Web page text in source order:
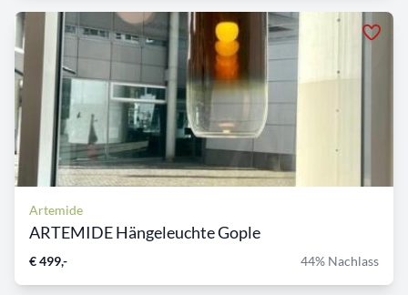
Artemide
ARTEMIDE Hängeleuchte Gople
€ 499,- 44% Nachlass